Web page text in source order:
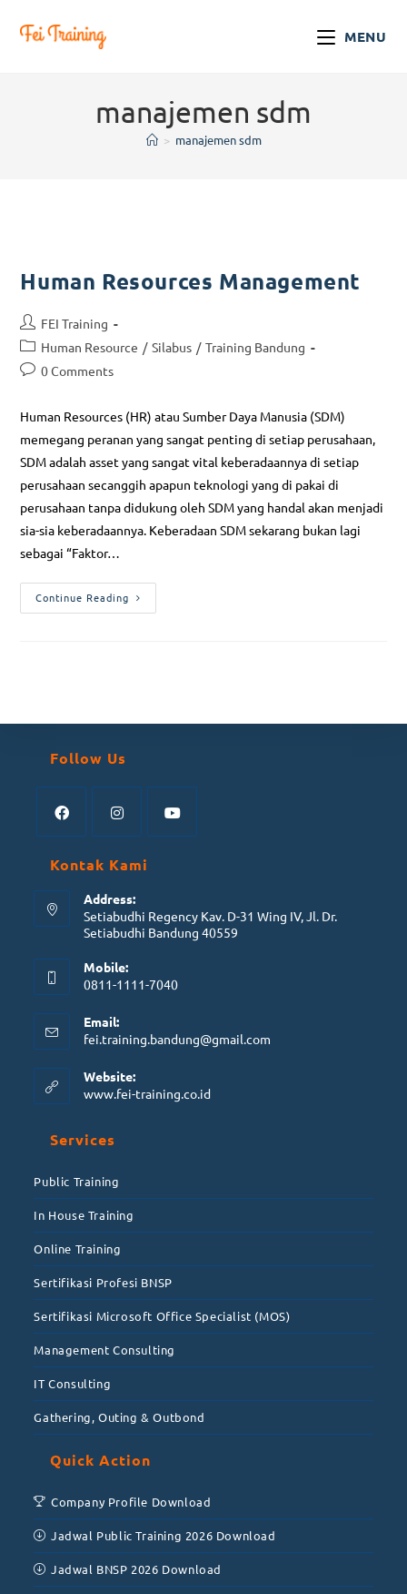
MENU
manajemen sdm
> manajemen sdm
Human Resources Management
FEI Training
Human Resource / Silabus / Training Bandung
0 Comments
Human Resources (HR) atau Sumber Daya Manusia (SDM)
memegang peranan yang sangat penting di setiap perusahaan,
SDM adalah asset yang sangat vital keberadaannya di setiap
perusahaan secanggih apapun teknologi yang di pakai di
perusahaan tanpa didukung oleh SDM yang handal akan menjadi
sia-sia keberadaannya. Keberadaan SDM sekarang bukan lagi
sebagai “Faktor…
Continue Reading
Follow Us
Kontak Kami
Address:
Setiabudhi Regency Kav. D-31 Wing IV, Jl. Dr.
Setiabudhi Bandung 40559
Mobile:
0811-1111-7040
Email:
fei.training.bandung@gmail.com
Website:
www.fei-training.co.id
Services
Public Training
In House Training
Online Training
Sertifikasi Profesi BNSP
Sertifikasi Microsoft Office Specialist (MOS)
Management Consulting
IT Consulting
Gathering, Outing & Outbond
Quick Action
Company Profile Download
Jadwal Public Training 2026 Download
Jadwal BNSP 2026 Download